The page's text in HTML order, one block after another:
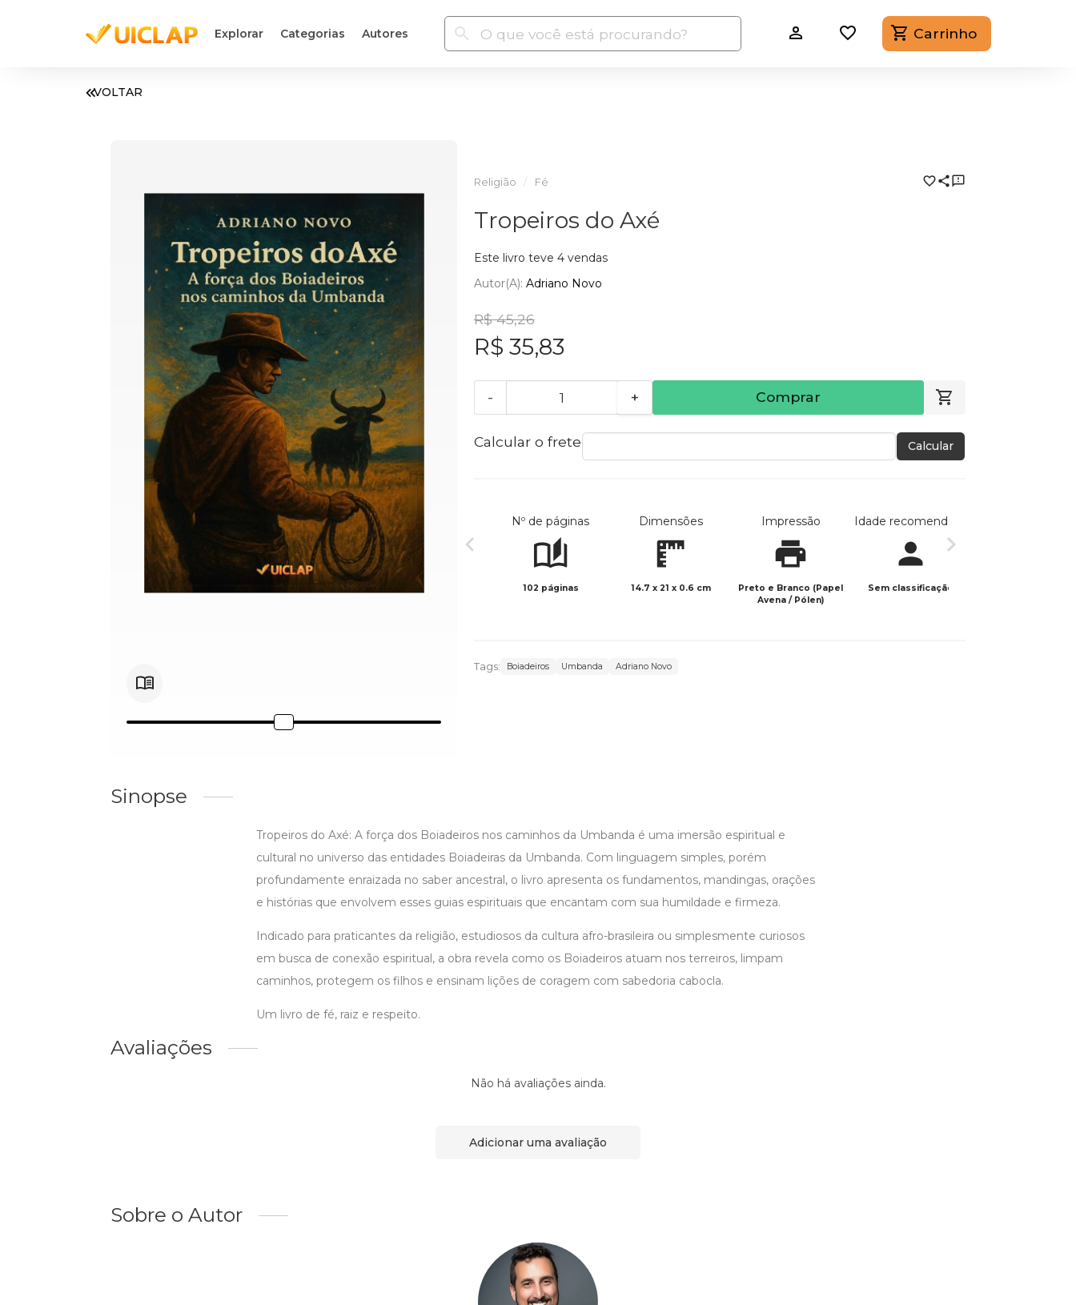
Explorar Categorias Autores Carrinho
VOLTAR
Religião Fé
Tropeiros do Axé
Este livro teve 4 vendas
Autor(a): Adriano Novo
R$ 45,26
R$ 35,83
- + Comprar
Calcular o frete Calcular
Nº de páginas
102 páginas
Dimensões
14.7 x 21 x 0.6 cm
Impressão
Preto e Branco (Papel
Avena / Pólen)
Idade recomendada
Sem classificação
Tags: Boiadeiros Umbanda Adriano Novo
Sinopse
Tropeiros do Axé: A força dos Boiadeiros nos caminhos da Umbanda é uma imersão espiritual e
cultural no universo das entidades Boiadeiras da Umbanda. Com linguagem simples, porém
profundamente enraizada no saber ancestral, o livro apresenta os fundamentos, mandingas, orações
e histórias que envolvem esses guias espirituais que encantam com sua humildade e firmeza.
Indicado para praticantes da religião, estudiosos da cultura afro-brasileira ou simplesmente curiosos
em busca de conexão espiritual, a obra revela como os Boiadeiros atuam nos terreiros, limpam
caminhos, protegem os filhos e ensinam lições de coragem com sabedoria cabocla.
Um livro de fé, raiz e respeito.
Avaliações
Não há avaliações ainda.
Adicionar uma avaliação
Sobre o Autor